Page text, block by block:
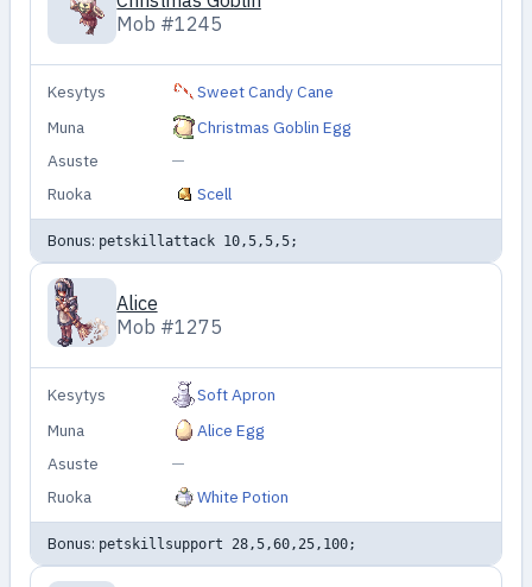
Mob #1245
Kesytys
Sweet Candy Cane
Muna
Christmas Goblin Egg
Asuste
—
Ruoka
Scell
Bonus: petskillattack 10,5,5,5;
Alice
Mob #1275
Kesytys
Soft Apron
Muna
Alice Egg
Asuste
—
Ruoka
White Potion
Bonus: petskillsupport 28,5,60,25,100;